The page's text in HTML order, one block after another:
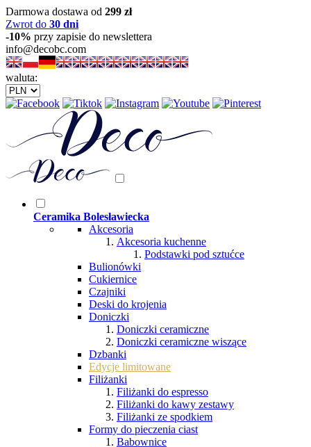
Darmowa dostawa od 299 zł
Zwrot do 30 dni
-10% przy zapisie do newslettera
info@decobc.com
waluta:
Ceramika Bolesławiecka
Akcesoria
Akcesoria kuchenne
Podstawki pod sztućce
Bulionówki
Cukiernice
Czajniki
Deski do krojenia
Doniczki
Doniczki ceramiczne
Doniczki ceramiczne wiszące
Dzbanki
Edycje limitowane
Filiżanki
Filiżanki do espresso
Filiżanki do kawy zestawy
Filiżanki ze spodkiem
Formy do pieczenia ciast
Babownice